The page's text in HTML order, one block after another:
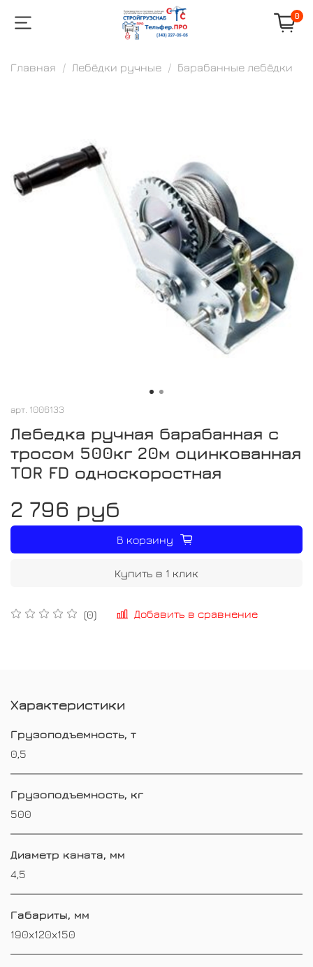
0
Главная Лебёдки ручные Барабанные лебёдки
арт. 1006133
Лебедка ручная барабанная с
тросом 500кг 20м оцинкованная
TOR FD односкоростная
(0) Добавить в сравнение
2 796 руб
В корзину
Купить в 1 клик
Характеристики
Грузоподъемность, т
0,5
Грузоподъемность, кг
500
Диаметр каната, мм
4,5
Габариты, мм
190х120х150